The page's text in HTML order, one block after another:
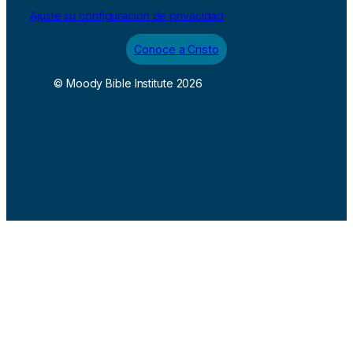
Ajuste su configuración de privacidad
Conoce a Cristo
© Moody Bible Institute 2026